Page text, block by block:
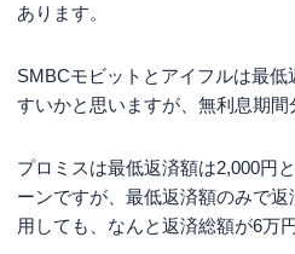
あります。
SMBCモビットとアイフルは最
すいかと思いますが、無利息期間
プロミスは最低返済額は2,000円
ーンですが、最低返済額のみで
用しても、なんと返済総額が6万